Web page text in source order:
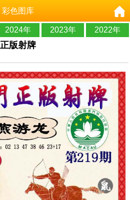
彩色图库
2024年 2023年 2022年
正版射牌